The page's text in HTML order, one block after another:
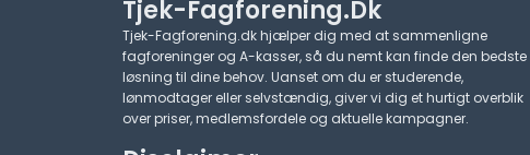
Tjek-Fagforening.dk
Tjek-Fagforening.dk hjælper dig med at sammenligne
fagforeninger og A-kasser, så du nemt kan finde den bedste
løsning til dine behov. Uanset om du er studerende,
lønmodtager eller selvstændig, giver vi dig et hurtigt overblik
over priser, medlemsfordele og aktuelle kampagner.​